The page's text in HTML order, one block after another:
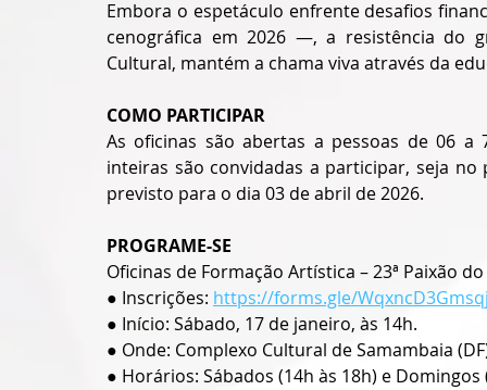
Embora o espetáculo enfrente desafios
cenográfica em 2026 —, a resistência do
Cultural, mantém a chama viva através da
COMO PARTICIPAR
As oficinas são abertas a pessoas de 06 a
inteiras são convidadas a participar, seja
previsto para o dia 03 de abril de 2026.
PROGRAME-SE
Oficinas de Formação Artística – 23ª Paixão
● Inscrições: https://forms.gle/
● Início: Sábado, 17 de janeiro, às 14h.
● Onde: Complexo Cultural de Samambaia
● Horários: Sábados (14h às 18h) e Domingos